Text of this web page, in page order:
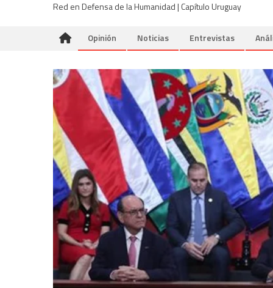
Red en Defensa de la Humanidad | Capítulo Uruguay
Opinión Noticias Entrevistas